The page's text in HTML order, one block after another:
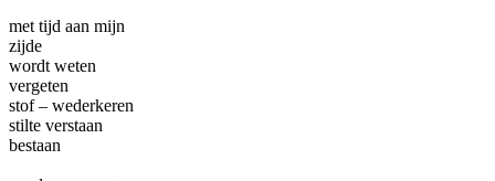
met tijd aan mijn
zijde
wordt weten
vergeten
stof – wederkeren
stilte verstaan
bestaan